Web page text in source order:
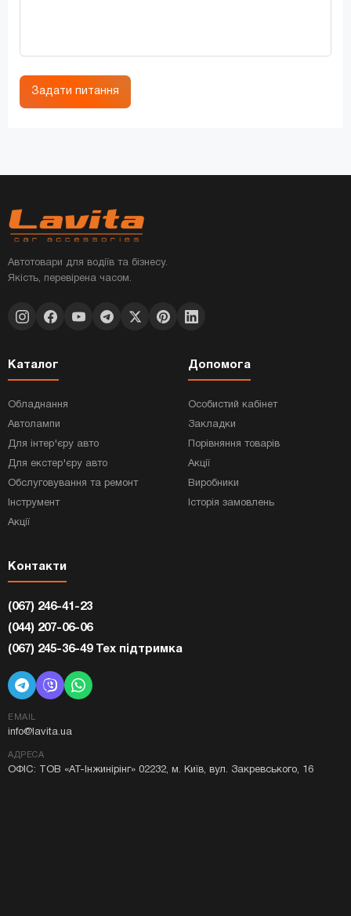
Задати питання
Автотовари для водіїв та бізнесу.
Якість, перевірена часом.
Каталог
Обладнання
Автолампи
Для інтер'єру авто
Для екстер'єру авто
Обслуговування та ремонт
Інструмент
Акції
Допомога
Особистий кабінет
Закладки
Порівняння товарів
Акції
Виробники
Історія замовлень
Контакти
(067) 246-41-23
(044) 207-06-06
(067) 245-36-49 Тех підтримка
EMAIL
info@lavita.ua
АДРЕСА
ОФІС: ТОВ «АТ-Інжинірінг» 02232, м. Київ, вул. Закревського, 16